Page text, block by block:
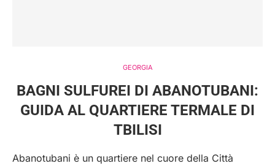
GEORGIA
BAGNI SULFUREI DI ABANOTUBANI:
GUIDA AL QUARTIERE TERMALE DI
TBILISI
Abanotubani è un quartiere nel cuore della Città